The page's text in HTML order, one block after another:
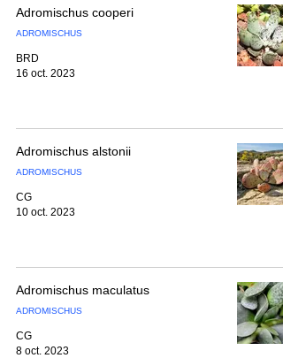
Adromischus cooperi
ADROMISCHUS
BRD
16 oct. 2023
Adromischus alstonii
ADROMISCHUS
CG
10 oct. 2023
Adromischus maculatus
ADROMISCHUS
CG
8 oct. 2023